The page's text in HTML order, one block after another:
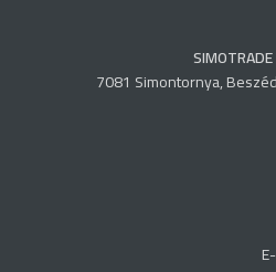
7081 Simontornya,